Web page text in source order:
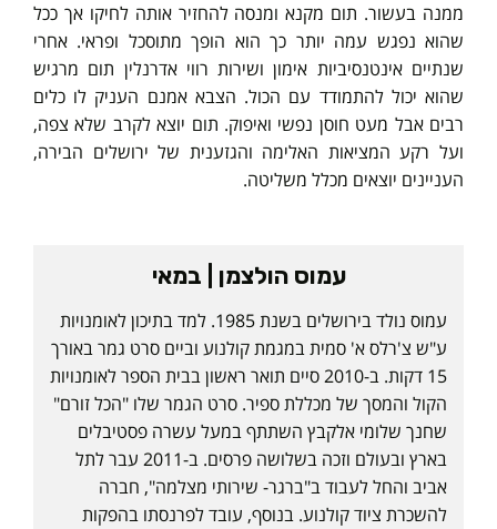
ממנה בעשור. תום מקנא ומנסה להחזיר אותה לחיקו אך ככל
שהוא נפגש עמה יותר כך הוא הופך מתוסכל ופראי. אחרי
שנתיים אינטנסיביות אימון ושירות רווי אדרנלין תום מרגיש
שהוא יכול להתמודד עם הכול. הצבא אמנם העניק לו כלים
רבים אבל מעט חוסן נפשי ואיפוק. תום יוצא לקרב שלא צפה,
ועל רקע המציאות האלימה והגזענית של ירושלים הבירה,
העניינים יוצאים מכלל משליטה.
עמוס הולצמן | במאי
עמוס נולד בירושלים בשנת 1985. למד בתיכון לאומנויות
ע"ש צ'רלס א' סמית במגמת קולנוע וביים סרט גמר באורך
15 דקות. ב-2010 סיים תואר ראשון בבית הספר לאומנויות
הקול והמסך של מכללת ספיר. סרט הגמר שלו "הכל זורם"
שחנך שלומי אלקבץ השתתף במעל עשרה פסטיבלים
בארץ ובעולם וזכה בשלושה פרסים. ב-2011 עבר לתל
אביב והחל לעבוד ב"ברגר- שירותי מצלמה", חברה
להשכרת ציוד קולנוע. בנוסף, עובד לפרנסתו בהפקות